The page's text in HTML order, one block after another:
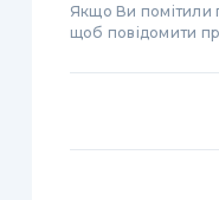
Якщо Ви помітили
щоб повідомити